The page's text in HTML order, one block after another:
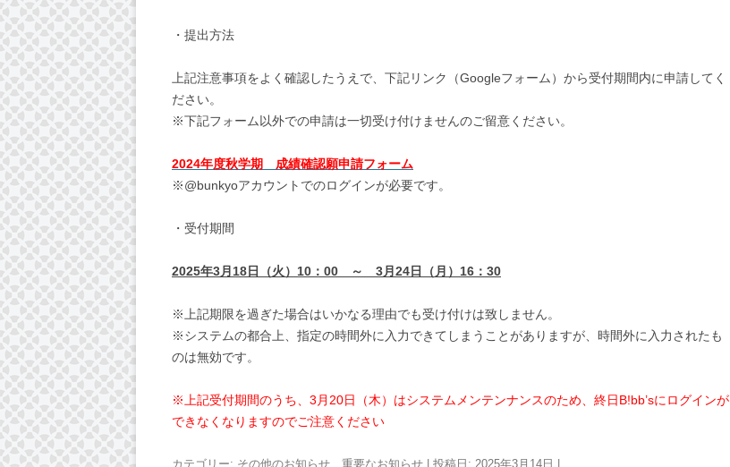
・提出方法
上記注意事項をよく確認したうえで、下記リンク（Googleフォーム）から受付期間内に申請してく
ださい。
※下記フォーム以外での申請は一切受け付けませんのご留意ください。
2024年度秋学期 成績確認願申請フォーム
※@bunkyoアカウントでのログインが必要です。
・受付期間
2025年3月 18日（火） 10 ： 00 ～ 3月 24日（月） 16 ： 30
※上記期限を過ぎた場合はいかなる理由でも受け付けは致しません。
※システムの都合上、指定の時間外に入力できてしまうことがありますが、時間外に入力されたも
のは無効です。
※上記受付期間のうち、3月20日（木）はシステムメンテンナンスのため、終日B!bb’sにログインが
できなくなりますのでご注意ください
カテゴリー: その他のお知らせ 重要なお知らせ | 投稿日: 2025年3月14日